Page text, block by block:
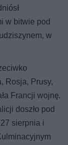
w bitwie pod
w
Rosja, Prusy,
Francji wojnę.
doszło pod
sierpnia i